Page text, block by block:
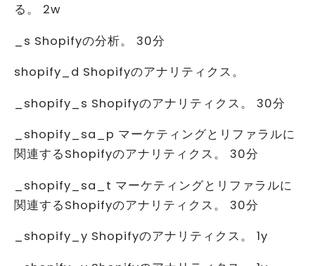
る。 2w
_s Shopifyの分析。 30分
shopify_d Shopifyのアナリティクス。
_shopify_s Shopifyのアナリティクス。 30分
_shopify_sa_p マーケティングとリファラルに
関連するShopifyのアナリティクス。 30分
_shopify_sa_t マーケティングとリファラルに
関連するShopifyのアナリティクス。 30分
_shopify_y Shopifyのアナリティクス。 1y